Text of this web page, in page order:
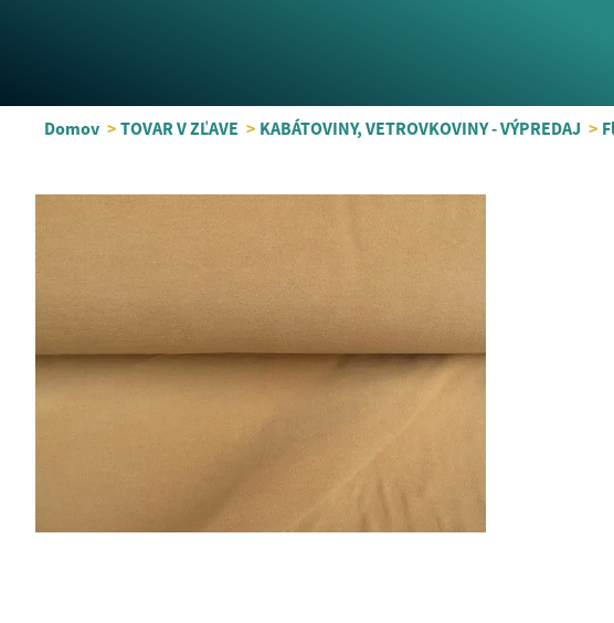
Domov > TOVAR V ZĽAVE > KABÁTOVINY, VETROVKOVINY - VÝPREDAJ >